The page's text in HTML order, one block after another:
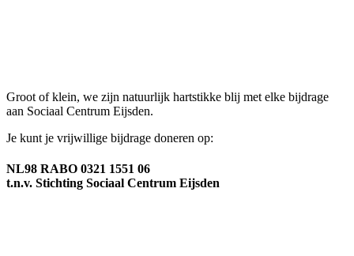
Groot of klein, we zijn natuurlijk hartstikke blij met elke bijdrage
aan Sociaal Centrum Eijsden.
Je kunt je vrijwillige bijdrage doneren op:
NL98 RABO 0321 1551 06
t.n.v. Stichting Sociaal Centrum Eijsden